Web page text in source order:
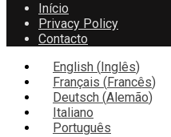
Início
Privacy Policy
Contacto
English ( Inglês)
Français ( Francês)
Deutsch (Alemão)
Italiano
Português